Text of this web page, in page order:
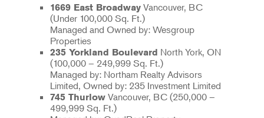
1669 East Broadway Vancouver, BC
(Under 100,000 Sq. Ft.)
Managed and Owned by: Wesgroup
Properties
235 Yorkland Boulevard North York, ON
(100,000 – 249,999 Sq. Ft.)
Managed by: Northam Realty Advisors
Limited, Owned by: 235 Investment Limited
745 Thurlow Vancouver, BC (250,000 –
499,999 Sq. Ft.)